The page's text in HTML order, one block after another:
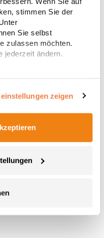
stimmen Sie der
Sie selbst
zulassen möchten.
jederzeit ändern.
zeigen
Kontrastfarbe
Italia S.p.A.,